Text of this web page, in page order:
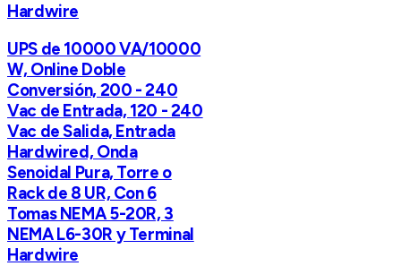
Hardwire
UPS de 10000 VA/10000
W, Online Doble
Conversión, 200 - 240
Vac de Entrada, 120 - 240
Vac de Salida, Entrada
Hardwired, Onda
Senoidal Pura, Torre o
Rack de 8 UR, Con 6
Tomas NEMA 5-20R, 3
NEMA L6-30R y Terminal
Hardwire